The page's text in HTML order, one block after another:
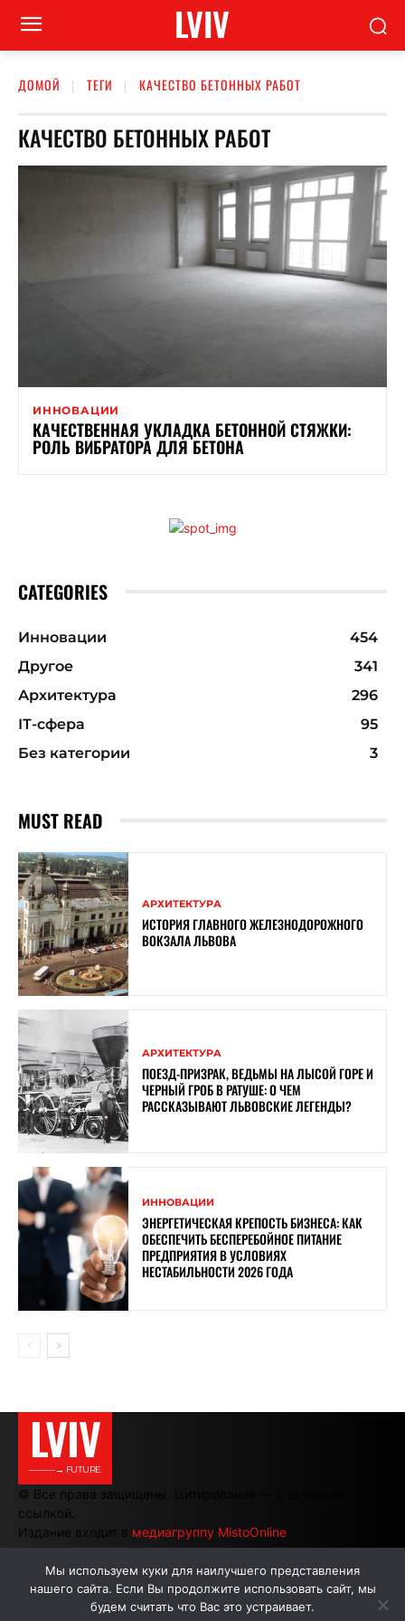
LVIV
ДОМОЙ ТЕГИ КАЧЕСТВО БЕТОННЫХ РАБОТ
КАЧЕСТВО БЕТОННЫХ РАБОТ
ИННОВАЦИИ
КАЧЕСТВЕННАЯ УКЛАДКА БЕТОННОЙ СТЯЖКИ:
РОЛЬ ВИБРАТОРА ДЛЯ БЕТОНА
CATEGORIES
Инновации
454
Другое
341
Архитектура
296
ІТ-сфера
95
Без категории
3
MUST READ
АРХИТЕКТУРА
ИСТОРИЯ ГЛАВНОГО ЖЕЛЕЗНОДОРОЖНОГО
ВОКЗАЛА ЛЬВОВА
АРХИТЕКТУРА
ПОЕЗД-ПРИЗРАК, ВЕДЬМЫ НА ЛЫСОЙ ГОРЕ И
ЧЕРНЫЙ ГРОБ В РАТУШЕ: О ЧЕМ
РАССКАЗЫВАЮТ ЛЬВОВСКИЕ ЛЕГЕНДЫ?
ИННОВАЦИИ
ЭНЕРГЕТИЧЕСКАЯ КРЕПОСТЬ БИЗНЕСА: КАК
ОБЕСПЕЧИТЬ БЕСПЕРЕБОЙНОЕ ПИТАНИЕ
ПРЕДПРИЯТИЯ В УСЛОВИЯХ
НЕСТАБИЛЬНОСТИ 2026 ГОДА
LVIV
———→ FUTURE
© Все права защищены. Цитирование — с активной
ссылкой.
Издание входит в медиагруппу MistoOnline
АВТОРЫ РЕКЛАМА НА САЙТЕ
Мы используем куки для наилучшего представления
нашего сайта. Если Вы продолжите использовать сайт, мы
будем считать что Вас это устраивает.